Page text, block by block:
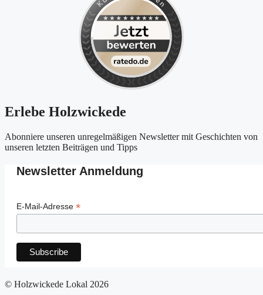
Erlebe Holzwickede
Abonniere unseren unregelmäßigen Newsletter mit Geschichten von
unseren letzten Beiträgen und Tipps
Newsletter Anmeldung
E-Mail-Adresse *
© Holzwickede Lokal 2026